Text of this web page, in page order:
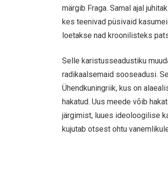
märgib Fraga. Samal ajal
kes teenivad püsivaid
loetakse nad kroonilisteks
Selle karistusseadustiku
radikaalsemaid sooseadusi.
Ühendkuningriik, kus on
hakatud. Uus meede võib
järgimist, luues ideoloogilise
kujutab otsest ohtu